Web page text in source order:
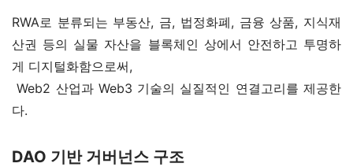
RWA로 분류되는 부동산, 금, 법정화폐, 금융 상품, 지식재
산권 등의 실물 자산을 블록체인 상에서 안전하고 투명하
게 디지털화함으로써,
Web2 산업과 Web3 기술의 실질적인 연결고리를 제공한
다.
DAO 기반 거버넌스 구조